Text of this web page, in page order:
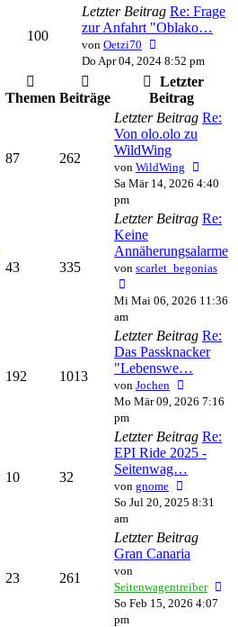
100
Letzter Beitrag Re: Frage
zur Anfahrt "Oblako…
von Oetzi70
Beitrag
Do Apr 04, 2024 8:52 pm
Themen Beiträge
Letzter
Beitrag
87 262
Letzter Beitrag Re:
Von olo.olo zu
WildWing
von WildWing
Beitrag
Sa Mär 14, 2026 4:40
pm
43 335
Letzter Beitrag Re:
Keine
Annäherungsalarme
von scarlet_begonias
Beitrag
Mi Mai 06, 2026 11:36
am
192 1013
Letzter Beitrag Re:
Das Passknacker
"Lebenswe…
von Jochen
Beitrag
Mo Mär 09, 2026 7:16
pm
10 32
Letzter Beitrag Re:
EPI Ride 2025 -
Seitenwag…
von gnome
Beitrag
So Jul 20, 2025 8:31
am
23 261
Letzter Beitrag
Gran Canaria
von
Seitenwagentreiber
So Feb 15, 2026 4:07
pm